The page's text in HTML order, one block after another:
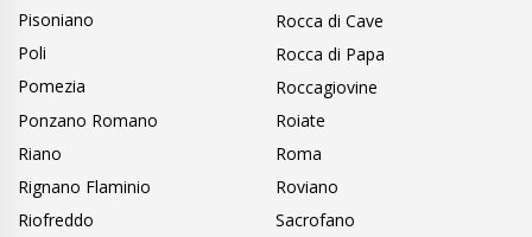
Pisoniano
Poli
Pomezia
Ponzano Romano
Riano
Rignano Flaminio
Riofreddo
Rocca di Cave
Rocca di Papa
Roccagiovine
Roiate
Roma
Roviano
Sacrofano